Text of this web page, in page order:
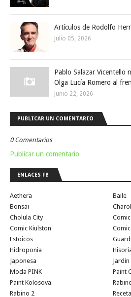
Artículos de Rodolfo
Julio 05, 2026
Pablo Salazar Vicentello
Olga Lucía Romero al
Junio 22, 2026
PUBLICAR UN COMENTARIO
0 Comentarios
Publicar un comentario
ENLACES FB
Aethera
Baile
Bonsai
Cholula City
Comic Kiulston
Comic
Estoicos
Hidroponia
Japonesa
Jardin
Moda PINK
Paint
Paint Kolosova
Rabino 2